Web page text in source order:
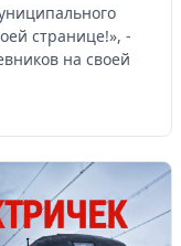
странице!», -
на своей